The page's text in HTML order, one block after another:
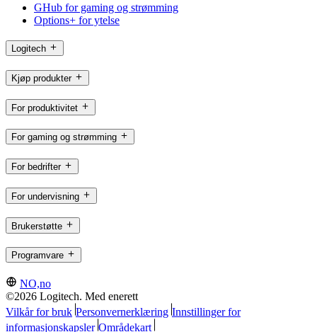
GHub for gaming og strømming
Options+ for ytelse
Logitech
Kjøp produkter
For produktivitet
For gaming og strømming
For bedrifter
For undervisning
Brukerstøtte
Programvare
NO,no
©2026 Logitech. Med enerett
Vilkår for bruk Personvernerklæring Innstillinger for
informasjonskapsler Områdekart